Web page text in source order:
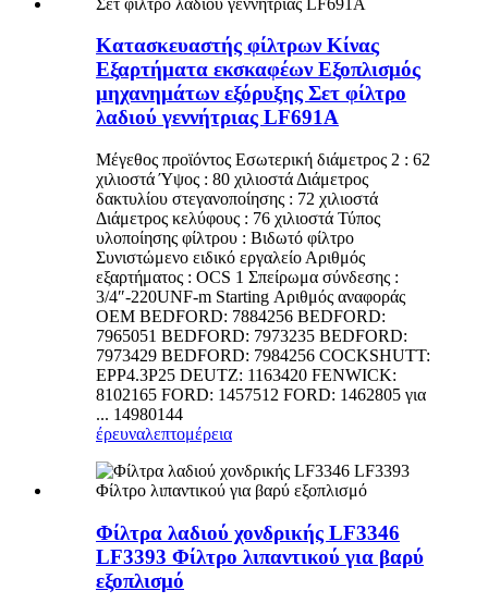
Κατασκευαστής φίλτρων Κίνας
Εξαρτήματα εκσκαφέων Εξοπλισμός
μηχανημάτων εξόρυξης Σετ φίλτρο
λαδιού γεννήτριας LF691A
Μέγεθος προϊόντος Εσωτερική διάμετρος 2 : 62
χιλιοστά Ύψος : 80 χιλιοστά Διάμετρος
δακτυλίου στεγανοποίησης : 72 χιλιοστά
Διάμετρος κελύφους : 76 χιλιοστά Τύπος
υλοποίησης φίλτρου : Βιδωτό φίλτρο
Συνιστώμενο ειδικό εργαλείο Αριθμός
εξαρτήματος : OCS 1 Σπείρωμα σύνδεσης :
3/4″-220UNF-m Starting Αριθμός αναφοράς
OEM BEDFORD: 7884256 BEDFORD:
7965051 BEDFORD: 7973235 BEDFORD:
7973429 BEDFORD: 7984256 COCKSHUTT:
EPP4.3P25 DEUTZ: 1163420 FENWICK:
8102165 FORD: 1457512 FORD: 1462805 για
... 14980144
έρευναλεπτομέρεια
Φίλτρα λαδιού χονδρικής LF3346
LF3393 Φίλτρο λιπαντικού για βαρύ
εξοπλισμό